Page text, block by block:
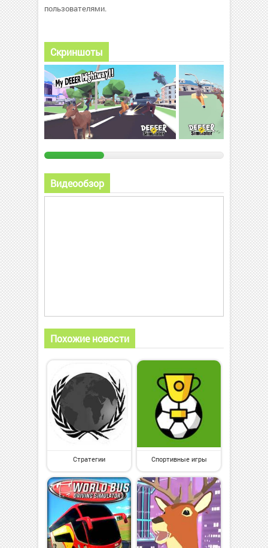
пользователями.
Скриншоты
Видеообзор
Похожие новости
Стратегии Спортивные игры